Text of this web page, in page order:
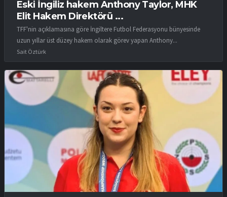
Eski İngiliz hakem Anthony Taylor, MHK
Elit Hakem Direktörü ...
TFF'nin açıklamasına göre İngiltere Futbol Federasyonu bünyesinde
uzun yıllar üst düzey hakem olarak görev yapan Anthony...
Sait Öztürk